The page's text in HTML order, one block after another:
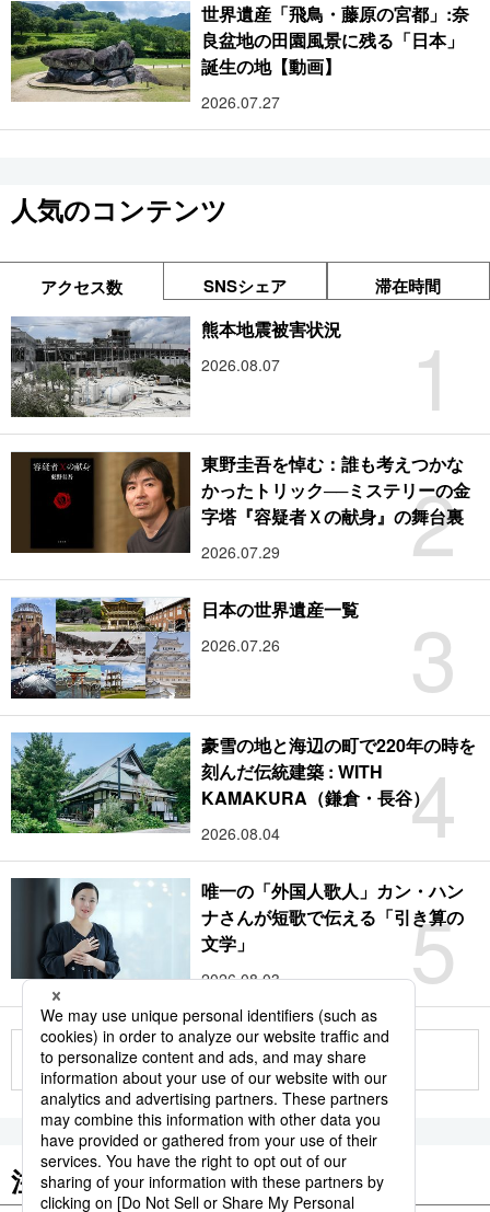
世界遺産「飛鳥・藤原の宮都」:奈
良盆地の田園風景に残る「日本」
誕生の地【動画】
2026.07.27
人気のコンテンツ
アクセス数 SNSシェア 滞在時間
1
熊本地震被害状況
2026.08.07
2
東野圭吾を悼む：誰も考えつかな
かったトリック──ミステリーの金
字塔『容疑者Ｘの献身』の舞台裏
2026.07.29
3
日本の世界遺産一覧
2026.07.26
4
豪雪の地と海辺の町で220年の時を
刻んだ伝統建築 : WITH
KAMAKURA（鎌倉・長谷）
2026.08.04
5
唯一の「外国人歌人」カン・ハン
ナさんが短歌で伝える「引き算の
文学」
2026.08.03
もっと見る
注目のキーワード